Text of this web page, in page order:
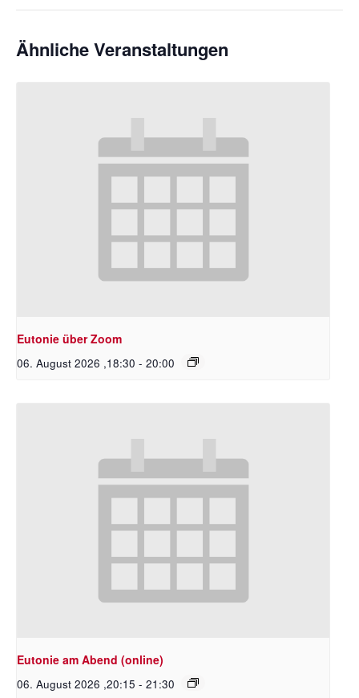
Ähnliche Veranstaltungen
Eutonie über Zoom
06. August 2026 ,18:30 - 20:00
Eutonie am Abend (online)
06. August 2026 ,20:15 - 21:30